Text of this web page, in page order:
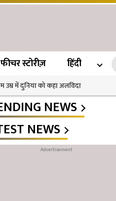
फीचर स्टोरीज़ हिंदी
उम्र में दुनिया को कहा अलविदा
NEWS
NEWS